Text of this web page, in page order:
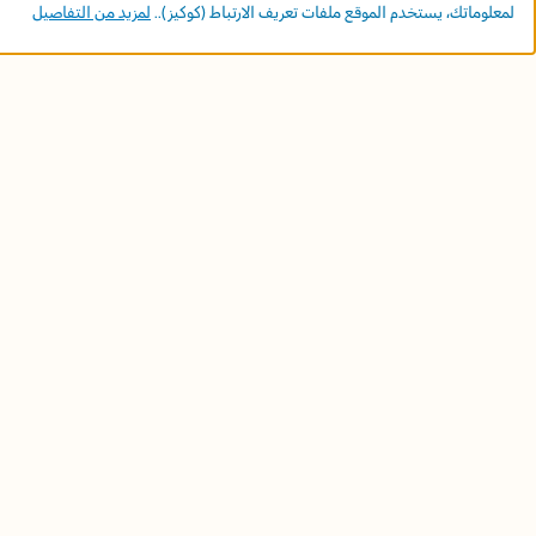
لمعلوماتك، يستخدم الموقع ملفات تعريف الارتباط (كوكيز).. لمزيد من التفاصيل